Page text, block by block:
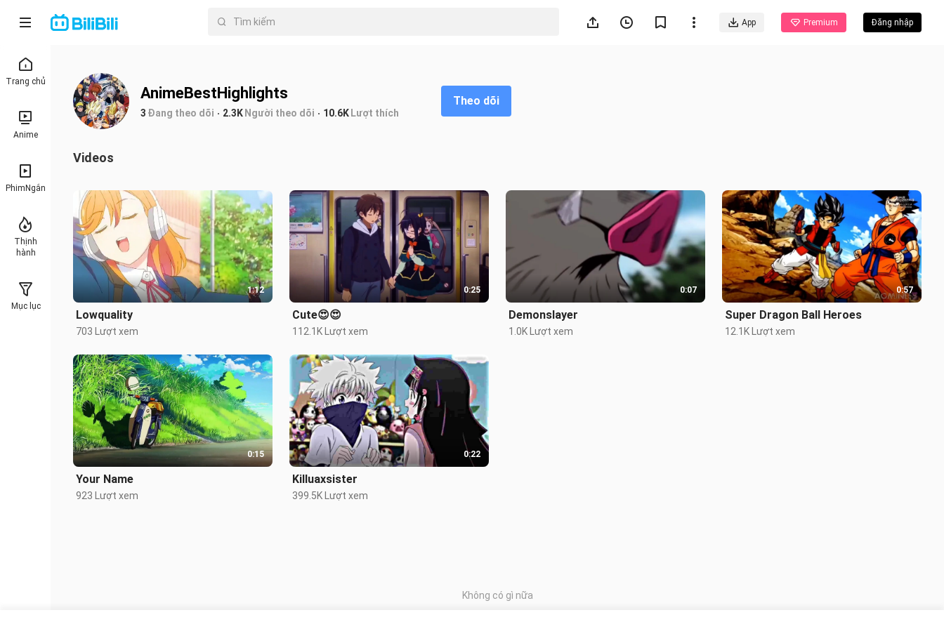
App Premium Đăng nhập
Trang chủ
Anime
PhimNgắn
Thịnh
hành
Mục lục
AnimeBestHighlights
3 Đang theo dõi 2.3KNgười theo dõi 10.6KLượt thích
Theo dõi
Videos
1:12
Lowquality
703 Lượt xem
0:25
Cute😍😍
112.1K Lượt xem
0:07
Demonslayer
1.0K Lượt xem
0:57
Super Dragon Ball Heroes
12.1K Lượt xem
0:15
Your Name
923 Lượt xem
0:22
Killuaxsister
399.5K Lượt xem
Không có gì nữa